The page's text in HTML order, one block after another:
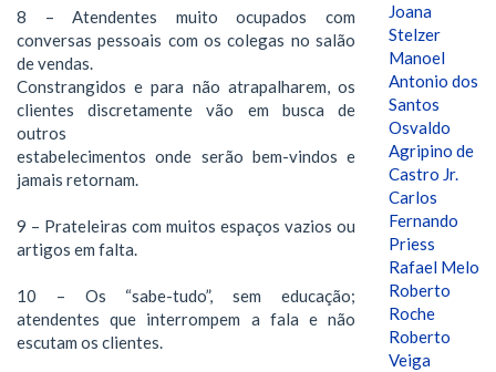
8 – Atendentes muito ocupados com
conversas pessoais com os colegas no salão
de vendas.
Constrangidos e para não atrapalharem, os
clientes discretamente vão em busca de
outros
estabelecimentos onde serão bem-vindos e
jamais retornam.
9 – Prateleiras com muitos espaços vazios ou
artigos em falta.
10 – Os “sabe-tudo”, sem educação;
atendentes que interrompem a fala e não
escutam os clientes.
Joana
Stelzer
Manoel
Antonio dos
Santos
Osvaldo
Agripino de
Castro Jr.
Carlos
Fernando
Priess
Rafael Melo
Roberto
Roche
Roberto
Veiga